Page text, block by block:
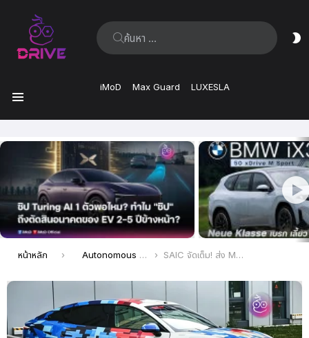
ค้นหา:
iMoD Max Guard LUXESLA
ล่าสุด
คุณอยู่ที่นี่:
หน้าหลัก Autonomous Driving SAIC จัดเต็ม! ส่ง MG 07 ใช้ชิป AI รุ่นล่าสุด อัปเกรดระบบช่วยขับขี่ระดับโลกในราคาที่เอื้อมถึงได้